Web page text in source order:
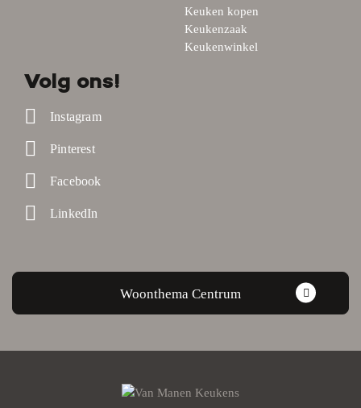
Keuken kopen
Keukenzaak
Keukenwinkel
Volg ons!
Instagram
Pinterest
Facebook
LinkedIn
Woonthema Centrum